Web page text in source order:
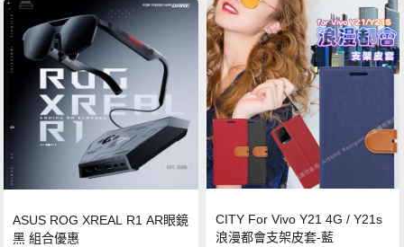
ASUS ROG XREAL R1 AR眼鏡
黑 組合優惠
CITY For Vivo Y21 4G / Y21s
浪漫都會支架皮套-藍